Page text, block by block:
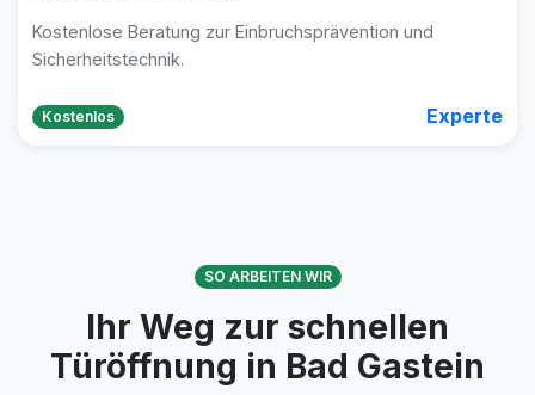
Kostenlose Beratung zur Einbruchsprävention und
Sicherheitstechnik.
Kostenlos Experte
SO ARBEITEN WIR
Ihr Weg zur schnellen
Türöffnung in Bad Gastein